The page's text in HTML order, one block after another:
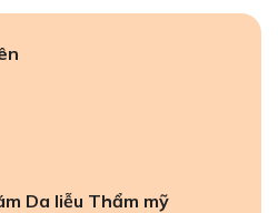
Da liễu Thẩm mỹ